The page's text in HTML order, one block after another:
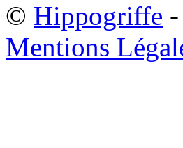
© Hippogriffe -
Mentions